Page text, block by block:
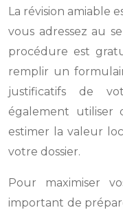
La révision amiable
vous adressez au
procédure est
remplir un
justificatifs de
également utiliser
estimer la valeur
votre dossier.
Pour maximiser
important de